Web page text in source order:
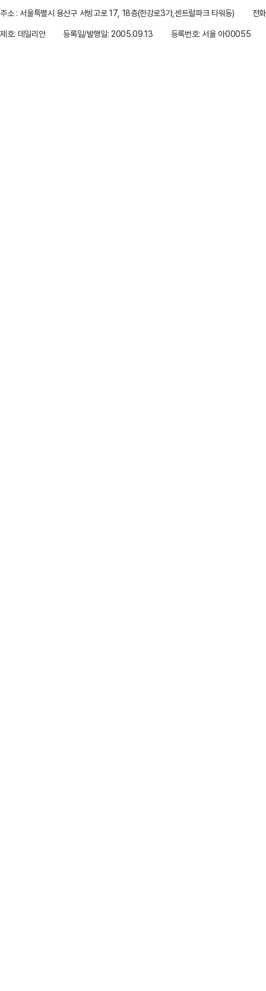
주소 : 서울특별시 용산구 서빙고로 17, 18층(한강로3가,센트럴파크 타워동)
전
제호: 데일리안
등록일/발행일: 2005.09.13 등록번호: 서울 아00055